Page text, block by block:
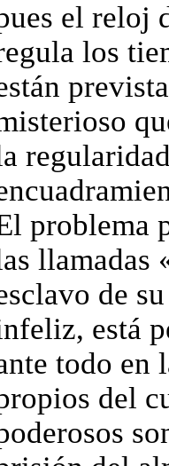
el reloj
los
problema
llamadas
de
está
todo en
del